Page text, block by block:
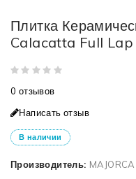
Плитка
Calacatta Full Lap
0 отзывов
Написать отзыв
В наличии
Производитель: